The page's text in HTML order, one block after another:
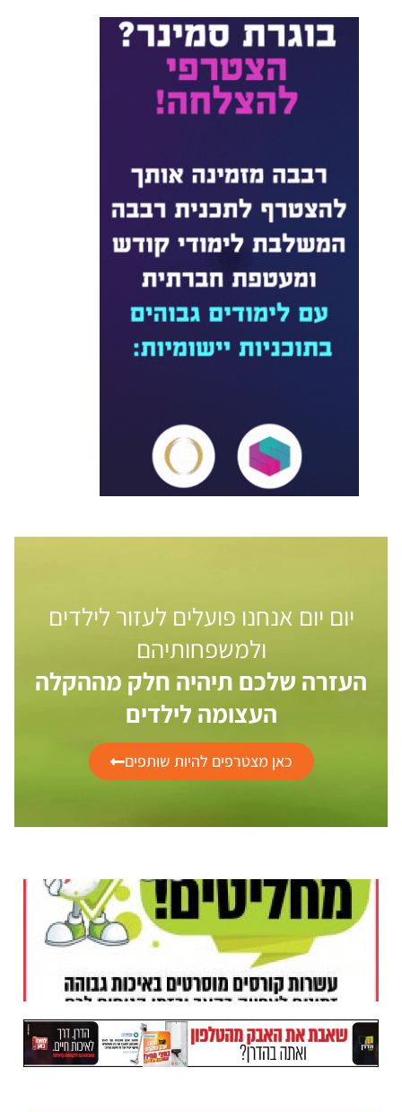
יום יום אנחנו פועלים לעזור לילדים
ולמשפחותיהם
העזרה שלכם תיהיה חלק מההקלה
העצומה לילדים
כאן מצטרפים להיות שותפים